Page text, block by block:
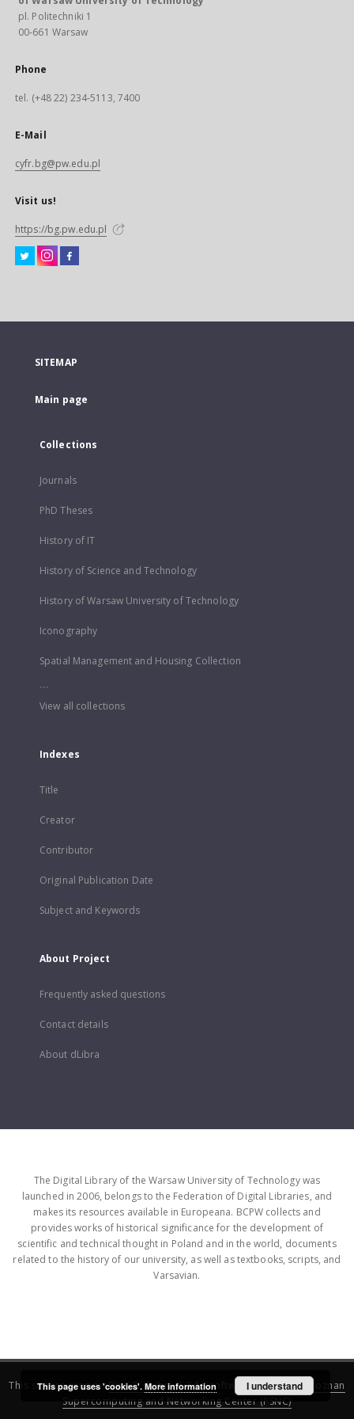
pl. Politechniki 1
00-661 Warsaw
Phone
tel. (+48 22) 234-5113, 7400
E-Mail
cyfr.bg@pw.edu.pl
Visit us!
https://bg.pw.edu.pl
SITEMAP
Main page
Collections
Journals
PhD Theses
History of IT
History of Science and Technology
History of Warsaw University of Technology
Iconography
Spatial Management and Housing Collection
...
View all collections
Indexes
Title
Creator
Contributor
Original Publication Date
Subject and Keywords
About Project
Frequently asked questions
Contact details
About dLibra
The Digital Library of the Warsaw University of Technology was
launched in 2006, belongs to the Federation of Digital Libraries, and
makes its resources available in Europeana. BCPW collects and
provides works of historical significance for the development of
scientific and technical thought in Poland and in the world, documents
related to the history of our university, as well as textbooks, scripts, and
Varsavian.
This service runs onDInGO dLibra 6.3.16software created by
Poznan
Supercomputing and Networking Center (PSNC)
This page uses 'cookies'. More information I understand